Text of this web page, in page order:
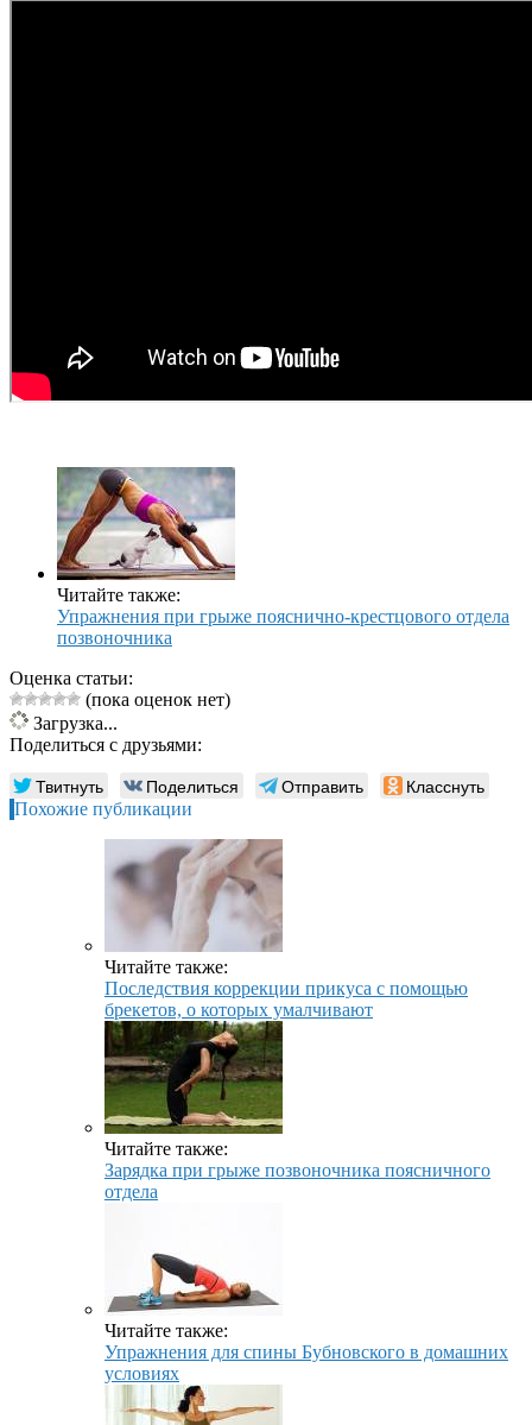
Читайте также:
Упражнения при грыже пояснично-крестцового отдела
позвоночника
Оценка статьи:
(пока оценок нет)
Загрузка...
Поделиться с друзьями:
Твитнуть Поделиться Отправить Класснуть
Похожие публикации
Читайте также:
Последствия коррекции прикуса с помощью
брекетов, о которых умалчивают
Читайте также:
Зарядка при грыже позвоночника поясничного
отдела
Читайте также:
Упражнения для спины Бубновского в домашних
условиях